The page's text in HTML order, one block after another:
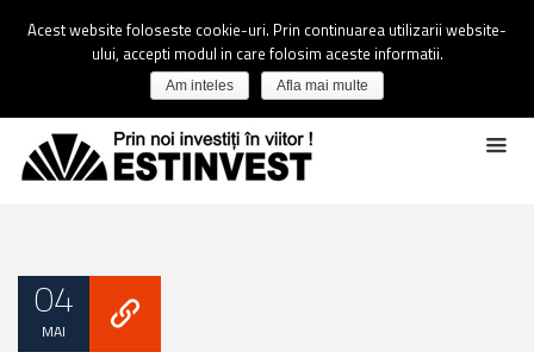
04
MAI
Acest website foloseste cookie-uri. Prin continuarea utilizarii website-
ului, accepti modul in care folosim aceste informatii.
Am inteles Afla mai multe